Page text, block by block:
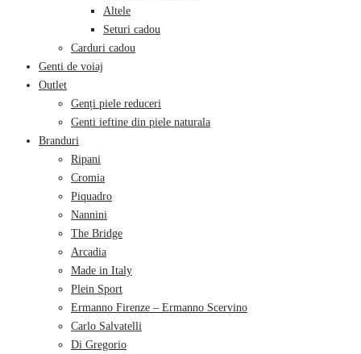
Altele
Seturi cadou
Carduri cadou
Genti de voiaj
Outlet
Genți piele reduceri
Genti ieftine din piele naturala
Branduri
Ripani
Cromia
Piquadro
Nannini
The Bridge
Arcadia
Made in Italy
Plein Sport
Ermanno Firenze – Ermanno Scervino
Carlo Salvatelli
Di Gregorio